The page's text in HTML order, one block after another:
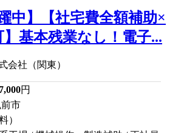
躍中】【社宅費全額補助×
】基本残業なし！電子...
会社（関東）
円
市
）